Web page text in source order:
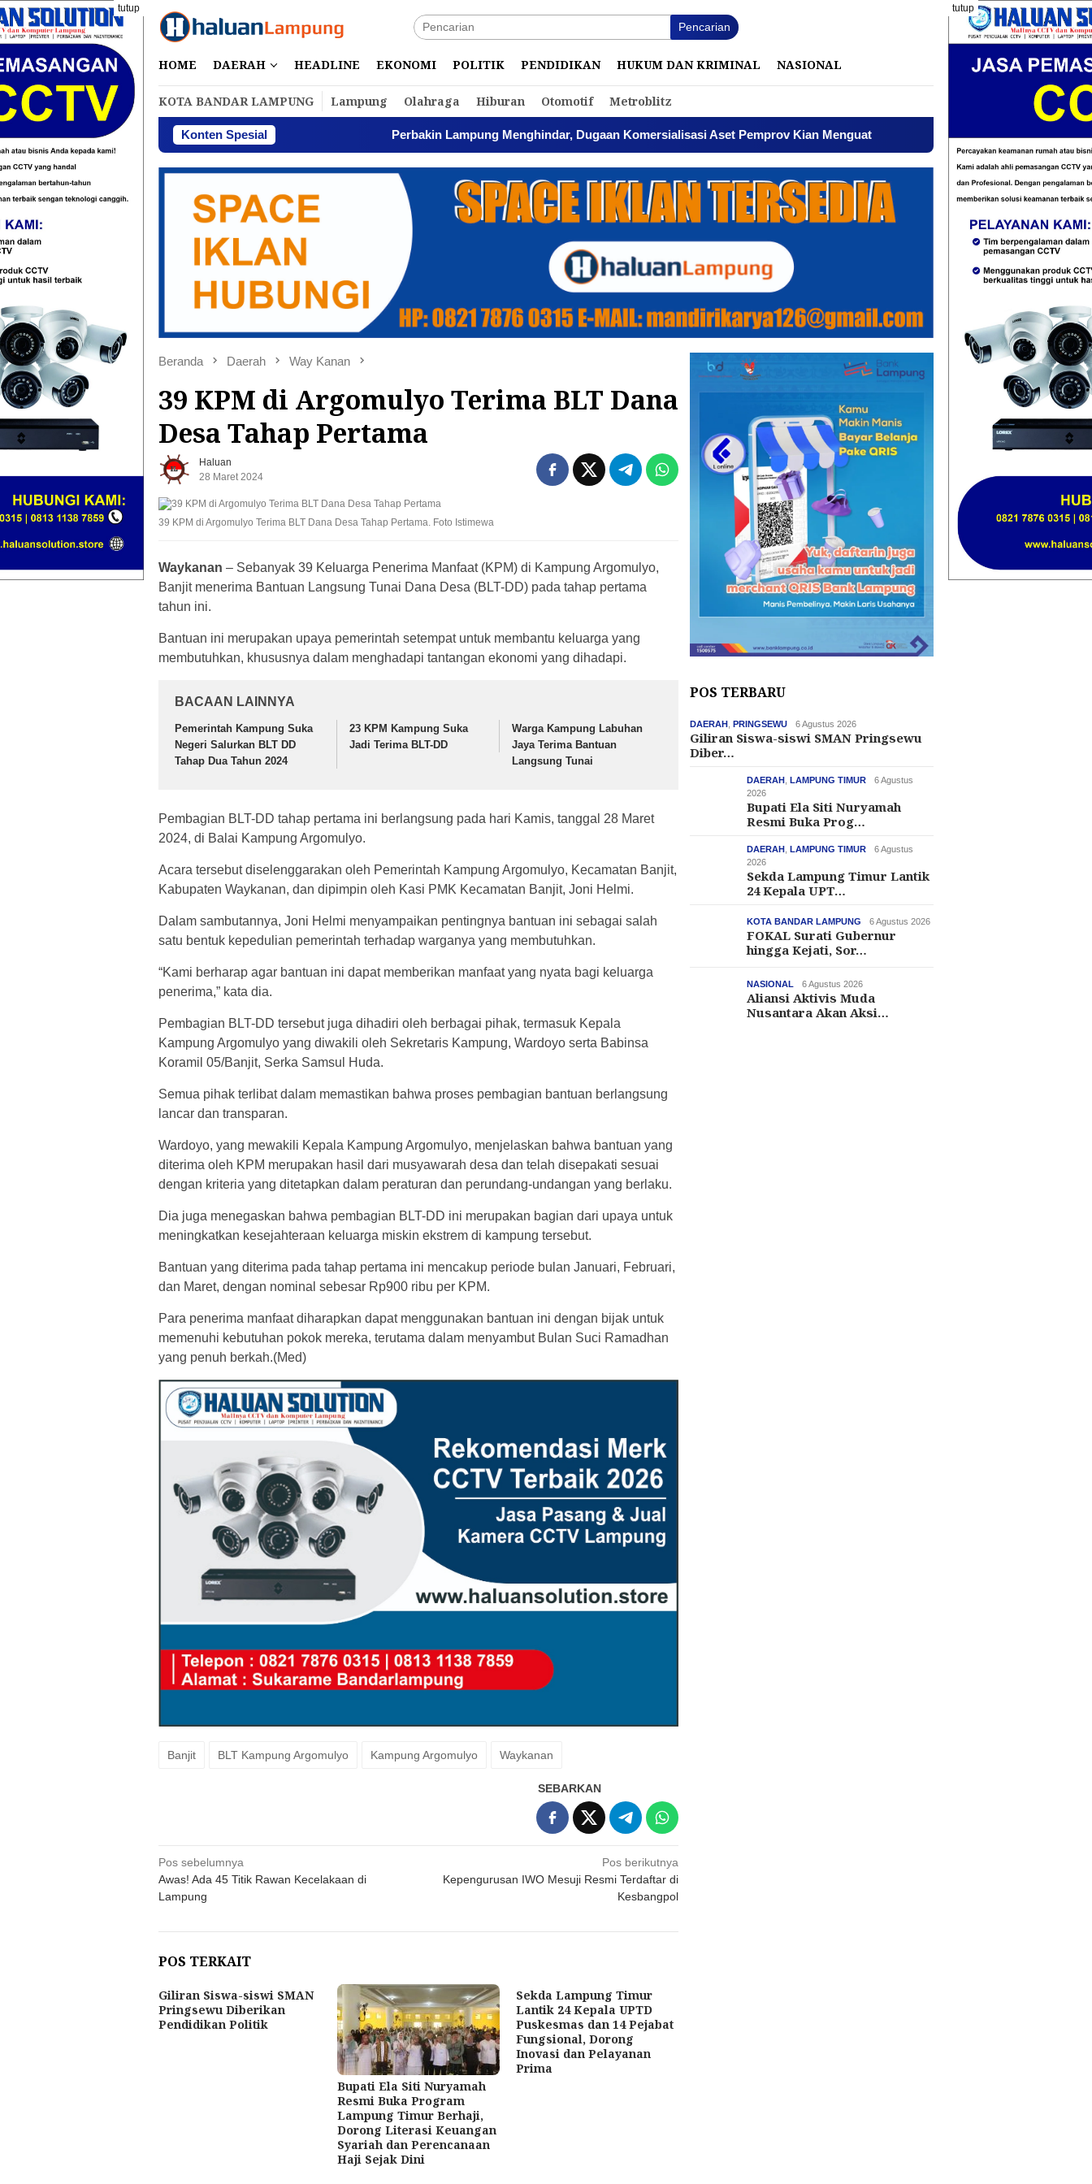
Loncat
ke
konten
tutup tutup
Pencarian
HOME DAERAH HEADLINE EKONOMI POLITIK PENDIDIKAN HUKUM DAN KRIMINAL NASIONAL
KOTA BANDAR LAMPUNG Lampung Olahraga Hiburan Otomotif Metroblitz
Konten Spesial Perbakin Lampung Menghindar, Dugaan Komersialisasi Aset Pemprov Kian Menguat AWPI Serukan Perdamaian dan Kecam
Beranda Daerah Way Kanan
39 KPM di Argomulyo Terima BLT Dana
Desa Tahap Pertama
Haluan
28 Maret 2024
39 KPM di Argomulyo Terima BLT Dana Desa Tahap Pertama. Foto Istimewa
Waykanan – Sebanyak 39 Keluarga Penerima Manfaat (KPM) di Kampung Argomulyo,
Banjit menerima Bantuan Langsung Tunai Dana Desa (BLT-DD) pada tahap pertama
tahun ini.
Bantuan ini merupakan upaya pemerintah setempat untuk membantu keluarga yang
membutuhkan, khususnya dalam menghadapi tantangan ekonomi yang dihadapi.
BACAAN LAINNYA
Pemerintah Kampung Suka
Negeri Salurkan BLT DD
Tahap Dua Tahun 2024
23 KPM Kampung Suka
Jadi Terima BLT-DD
Warga Kampung Labuhan
Jaya Terima Bantuan
Langsung Tunai
Pembagian BLT-DD tahap pertama ini berlangsung pada hari Kamis, tanggal 28 Maret
2024, di Balai Kampung Argomulyo.
Acara tersebut diselenggarakan oleh Pemerintah Kampung Argomulyo, Kecamatan Banjit,
Kabupaten Waykanan, dan dipimpin oleh Kasi PMK Kecamatan Banjit, Joni Helmi.
Dalam sambutannya, Joni Helmi menyampaikan pentingnya bantuan ini sebagai salah
satu bentuk kepedulian pemerintah terhadap warganya yang membutuhkan.
“Kami berharap agar bantuan ini dapat memberikan manfaat yang nyata bagi keluarga
penerima,” kata dia.
Pembagian BLT-DD tersebut juga dihadiri oleh berbagai pihak, termasuk Kepala
Kampung Argomulyo yang diwakili oleh Sekretaris Kampung, Wardoyo serta Babinsa
Koramil 05/Banjit, Serka Samsul Huda.
Semua pihak terlibat dalam memastikan bahwa proses pembagian bantuan berlangsung
lancar dan transparan.
Wardoyo, yang mewakili Kepala Kampung Argomulyo, menjelaskan bahwa bantuan yang
diterima oleh KPM merupakan hasil dari musyawarah desa dan telah disepakati sesuai
dengan kriteria yang ditetapkan dalam peraturan dan perundang-undangan yang berlaku.
Dia juga menegaskan bahwa pembagian BLT-DD ini merupakan bagian dari upaya untuk
meningkatkan kesejahteraan keluarga miskin ekstrem di kampung tersebut.
Bantuan yang diterima pada tahap pertama ini mencakup periode bulan Januari, Februari,
dan Maret, dengan nominal sebesar Rp900 ribu per KPM.
Para penerima manfaat diharapkan dapat menggunakan bantuan ini dengan bijak untuk
memenuhi kebutuhan pokok mereka, terutama dalam menyambut Bulan Suci Ramadhan
yang penuh berkah.(Med)
Banjit BLT Kampung Argomulyo Kampung Argomulyo Waykanan
SEBARKAN
Navigasi
pos
Pos sebelumnya
Awas! Ada 45 Titik Rawan Kecelakaan di
Lampung
Pos berikutnya
Kepengurusan IWO Mesuji Resmi Terdaftar di
Kesbangpol
POS TERKAIT
Giliran Siswa-siswi SMAN
Pringsewu Diberikan
Pendidikan Politik
Bupati Ela Siti Nuryamah
Resmi Buka Program
Lampung Timur Berhaji,
Dorong Literasi Keuangan
Syariah dan Perencanaan
Haji Sejak Dini
Sekda Lampung Timur
Lantik 24 Kepala UPTD
Puskesmas dan 14 Pejabat
Fungsional, Dorong
Inovasi dan Pelayanan
Prima
POS TERBARU
DAERAH ,PRINGSEWU 6 Agustus 2026
Giliran Siswa-siswi SMAN Pringsewu
Diber…
DAERAH ,LAMPUNG TIMUR
6 Agustus
2026
Bupati Ela Siti Nuryamah
Resmi Buka Prog…
DAERAH ,LAMPUNG TIMUR
6 Agustus
2026
Sekda Lampung Timur Lantik
24 Kepala UPT…
KOTA BANDAR LAMPUNG 6 Agustus 2026
FOKAL Surati Gubernur
hingga Kejati, Sor…
NASIONAL 6 Agustus 2026
Aliansi Aktivis Muda
Nusantara Akan Aksi…